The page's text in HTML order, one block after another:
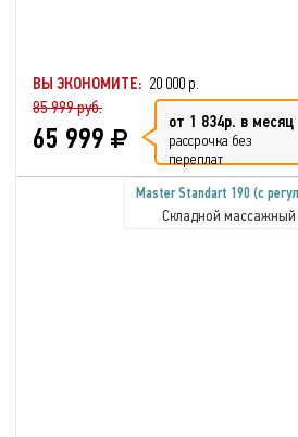
ВЫ ЭКОНОМИТЕ: 20 000 р.
85 999 руб.
65 999 от 1 834р. в месяц
рассрочка без
переплат
Master Standart 190 (с
Складной массажный